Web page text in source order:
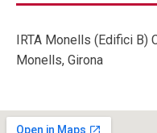
IRTA Monells (Edifici B)
Monells, Girona